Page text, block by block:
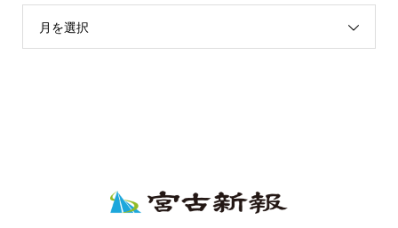
月を選択